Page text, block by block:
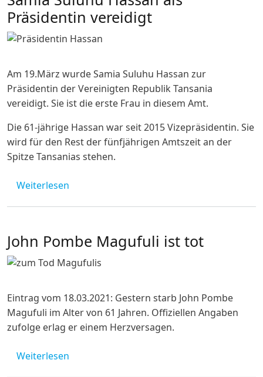
Präsidentin vereidigt
Am 19.März wurde Samia Suluhu Hassan zur
Präsidentin der Vereinigten Republik Tansania
vereidigt. Sie ist die erste Frau in diesem Amt.
Die 61-jährige Hassan war seit 2015 Vizepräsidentin. Sie
wird für den Rest der fünfjährigen Amtszeit an der
Spitze Tansanias stehen.
Weiterlesen
John Pombe Magufuli ist tot
Eintrag vom 18.03.2021: Gestern starb John Pombe
Magufuli im Alter von 61 Jahren. Offiziellen Angaben
zufolge erlag er einem Herzversagen.
Weiterlesen